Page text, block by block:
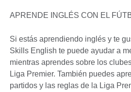
APRENDE INGLÉS CON EL
Si estás aprendiendo inglés y te
Skills English te puede ayudar a
mientras aprendes sobre los
Liga Premier. También puedes
partidos y las reglas de la Liga